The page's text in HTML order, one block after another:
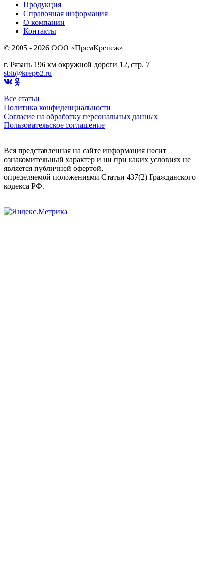
Продукция
Справочная информация
О компании
Контакты
© 2005 - 2026 OOO «ПромКрепеж»
г. Рязань 196 км окружной дороги 12, стр. 7
sbit@krep62.ru
Все статьи
Политика конфиденциальности
Согласие на обработку персональных данных
Пользовательское соглашение
Вся представленная на сайте информация носит
ознакомительный характер и ни при каких условиях не
является публичной офертой,
определяемой положениями Статьи 437(2) Гражданского
кодекса РФ.